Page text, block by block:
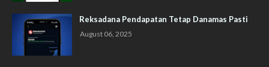
Reksadana Pendapatan Tetap Danamas Pasti
August 06, 2025